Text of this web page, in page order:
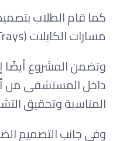
كما قام الطلاب
مسارات الكابلات (Cable Trays) بطريقة تحقق سهولة التنفيذ والصيانة وتوفر أعلى مستويات الاعتمادية والأمان.
وتضمن المشروع أيضًا
داخل المستشفى من
المناسبة وتحقيق